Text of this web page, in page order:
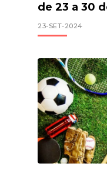
de 23 a 30
23-SET-2024